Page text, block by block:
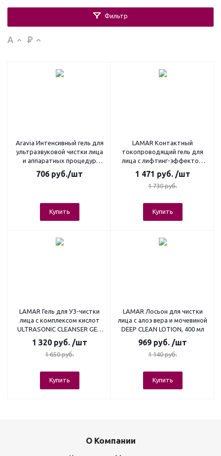
Фильтр
Aravia Интенсивный гель для
ультразвуковой чистки лица
и аппаратных процедур
Clean Skin Gel, 200 мл
706 руб./шт
Купить
LAMAR Контактный
токопроводящий гель для
лица с лифтинг-эффектом
CONTACT SMART GEL, 400 мл
1 471 руб. /шт
1 730руб.
Купить
LAMAR Гель для УЗ-чистки
лица с комплексом кислот
ULTRASONIC CLEANSER GEL,
400 мл
1 320руб. /шт
1 650руб.
Купить
LAMAR Лосьон для чистки
лица c алоэ вера и мочевиной
DEEP CLEAN LOTION, 400 мл
969 руб. /шт
1 140руб.
Купить
О Компании